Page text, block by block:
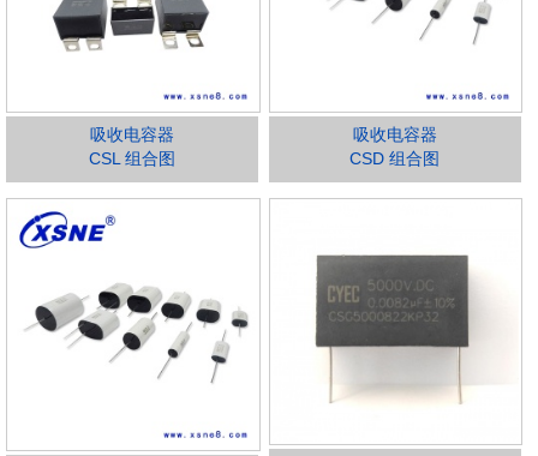
吸收电容器
CSL 组合图
吸收电容器
CSD 组合图